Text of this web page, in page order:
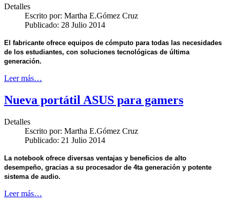
Detalles
Escrito por: Martha E.Gómez Cruz
Publicado: 28 Julio 2014
El fabricante ofrece equipos de cómputo para todas las necesidades
de los estudiantes, con soluciones tecnológicas de última
generación.
Leer más…
Nueva portátil ASUS para gamers
Detalles
Escrito por: Martha E.Gómez Cruz
Publicado: 21 Julio 2014
La notebook ofrece diversas ventajas y beneficios de alto
desempeño, gracias a su procesador de 4ta generación y potente
sistema de audio.
Leer más…